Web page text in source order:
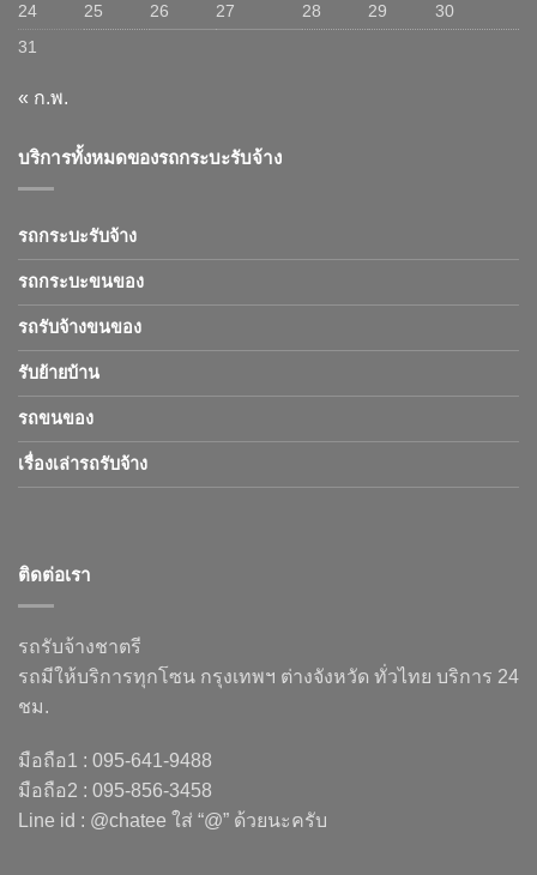
24
25 26 27 28 29
30
31
« ก.พ.
บริการทั้งหมดของรถกระบะรับจ้าง
รถกระบะรับจ้าง
รถกระบะขนของ
รถรับจ้างขนของ
รับย้ายบ้าน
รถขนของ
เรื่องเล่ารถรับจ้าง
ติดต่อเรา
รถรับจ้างชาตรี
รถมีให้บริการทุกโซน กรุงเทพฯ ต่างจังหวัด ทั่วไทย บริการ 24
ชม.
มือถือ1 : 095-641-9488
มือถือ2 : 095-856-3458
Line id : @chatee ใส่ “@” ด้วยนะครับ